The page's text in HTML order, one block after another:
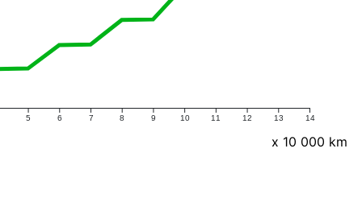
5 6 7 8 9 10 11 12 13 14
x 10 000 km